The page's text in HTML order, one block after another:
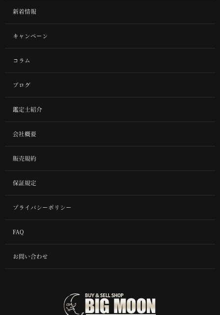
新着情報
キャンペーン
コラム
ブログ
鑑定士紹介
会社概要
販売規約
保証規定
プライバシーポリシー
FAQ
お問い合わせ